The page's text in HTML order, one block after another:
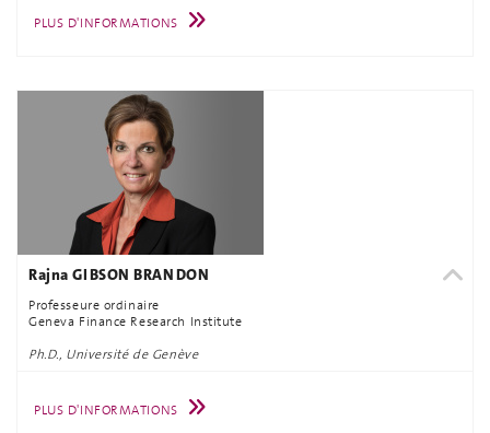
PLUS D'INFORMATIONS
Rajna GIBSON BRANDON
Professeure ordinaire
Geneva Finance Research Institute
Ph.D., Université de Genève
PLUS D'INFORMATIONS